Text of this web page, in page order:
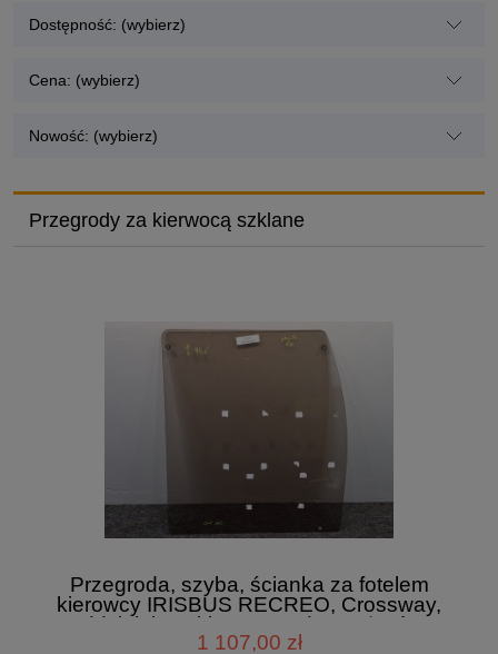
Dostępność: (wybierz)
Cena: (wybierz)
Nowość: (wybierz)
Przegrody za kierwocą szklane
Przegroda, szyba, ścianka za fotelem
kierowcy IRISBUS RECREO, Crossway,
oddzielająca kierowcę od pasażerów,
wymiary wysokość 94,5 x 64 i 80 cm
1 107,00 zł